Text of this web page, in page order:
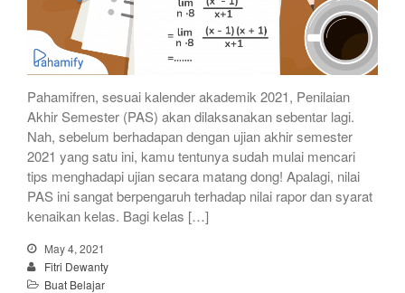
Pahamifren, sesuai kalender akademik 2021, Penilaian
Akhir Semester (PAS) akan dilaksanakan sebentar lagi.
Nah, sebelum berhadapan dengan ujian akhir semester
2021 yang satu ini, kamu tentunya sudah mulai mencari
tips menghadapi ujian secara matang dong! Apalagi, nilai
PAS ini sangat berpengaruh terhadap nilai rapor dan syarat
kenaikan kelas. Bagi kelas […]
May 4, 2021
Fitri Dewanty
Buat Belajar